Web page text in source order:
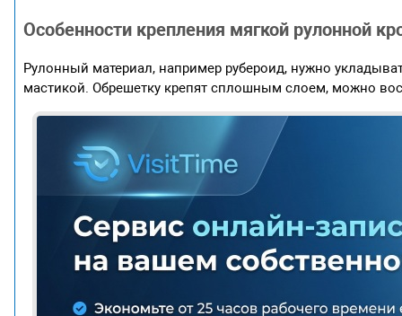
Особенности крепления мягкой рулонной
Рулонный материал, например рубероид, нужно
мастикой. Обрешетку крепят сплошным слоем, можно